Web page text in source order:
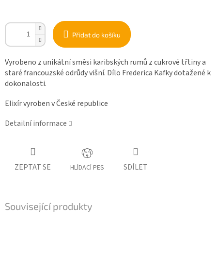
Přidat do košíku
Vyrobeno z unikátní směsi karibských rumů z cukrové třtiny a
staré francouzské odrůdy višní. Dílo Frederica Kafky dotažené k
dokonalosti.
Elixír vyroben v České republice
Detailní informace
ZEPTAT SE HLÍDACÍ PES SDÍLET
Související produkty